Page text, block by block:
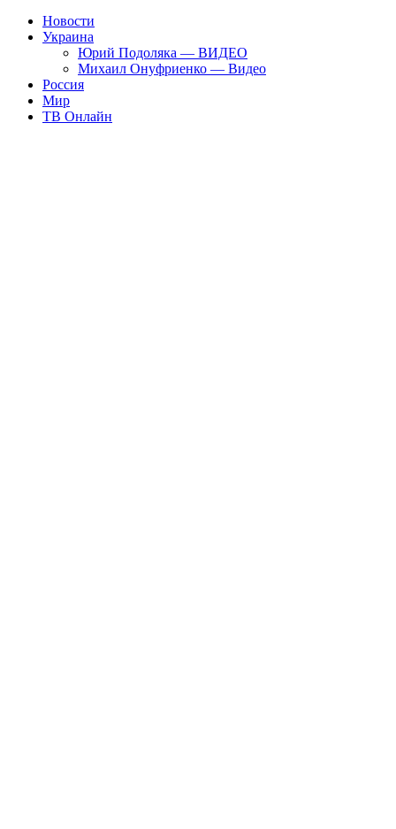
Новости
Украина
Юрий Подоляка — ВИДЕО
Михаил Онуфриенко — Видео
Россия
Мир
ТВ Онлайн